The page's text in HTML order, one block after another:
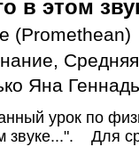
в этом
(Promethean)
,
Яна
урок по
звуке...". Для